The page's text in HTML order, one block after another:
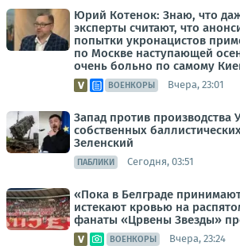
Юрий Котенок: Знаю, что
эксперты считают, что
попытки укронацистов
по Москве наступающей
очень больно по самому
ВОЕНКОРЫ Вчера, 23:01
Запад против производства
собственных
Зеленский
ПАБЛИКИ Сегодня, 03:51
«Пока в Белграде
истекают кровью на
фанаты «Црвены Звезды»
ВОЕНКОРЫ Вчера, 23:24